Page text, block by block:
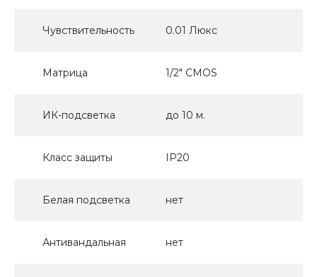
Чувствительность 0.01 Люкс
Матрица 1/2" CMOS
ИК-подсветка до 10 м.
Класс защиты IP20
Белая подсветка нет
Антивандальная нет